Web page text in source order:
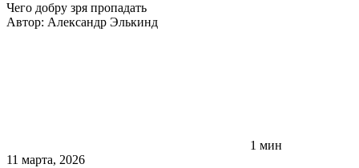
Чего добру зря пропадать
Автор: Александр Элькинд
1 мин
11 марта, 2026